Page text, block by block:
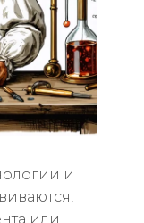
и
или